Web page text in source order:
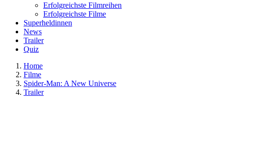
Erfolgreichste Filmreihen
Erfolgreichste Filme
Superheldinnen
News
Trailer
Quiz
Home
Filme
Spider-Man: A New Universe
Trailer